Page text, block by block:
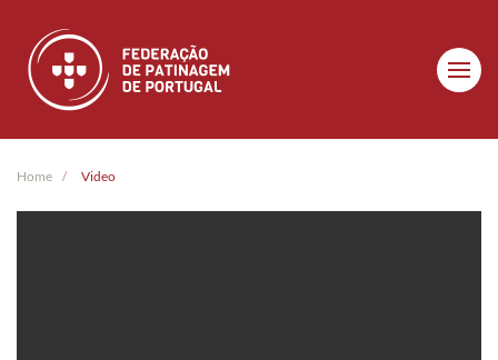
Skip to main content
Home Video